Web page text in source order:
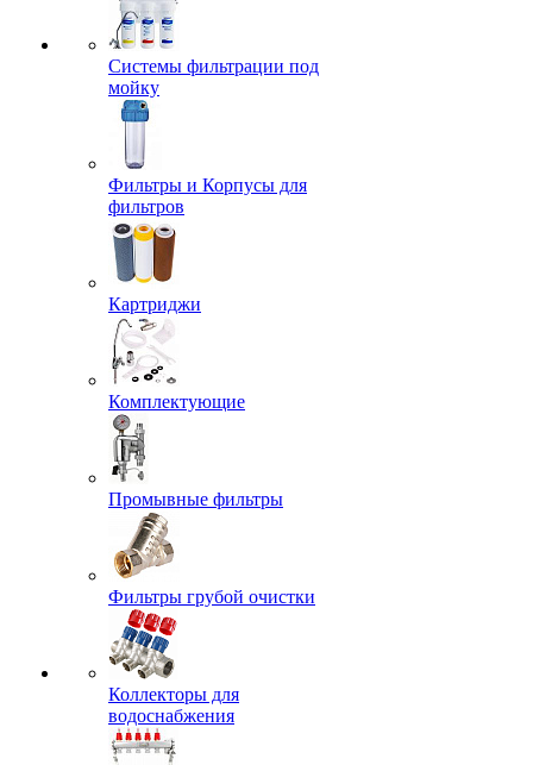
Системы фильтрации под
мойку
Фильтры и Корпусы для
фильтров
Картриджи
Комплектующие
Промывные фильтры
Фильтры грубой очистки
Коллекторы для
водоснабжения